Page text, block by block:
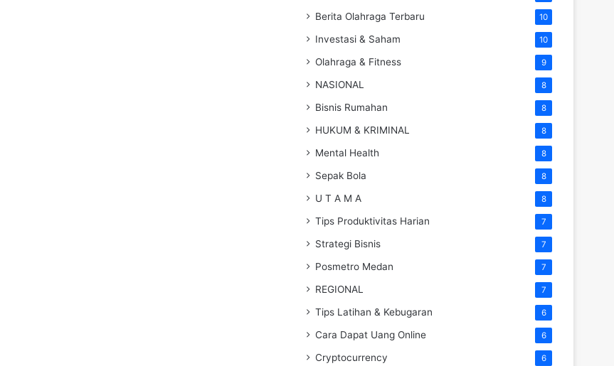
Berita Olahraga Terbaru 10
Investasi & Saham 10
Olahraga & Fitness 9
NASIONAL 8
Bisnis Rumahan 8
HUKUM & KRIMINAL 8
Mental Health 8
Sepak Bola 8
U T A M A 8
Tips Produktivitas Harian 7
Strategi Bisnis 7
Posmetro Medan 7
REGIONAL 7
Tips Latihan & Kebugaran 6
Cara Dapat Uang Online 6
Cryptocurrency 6